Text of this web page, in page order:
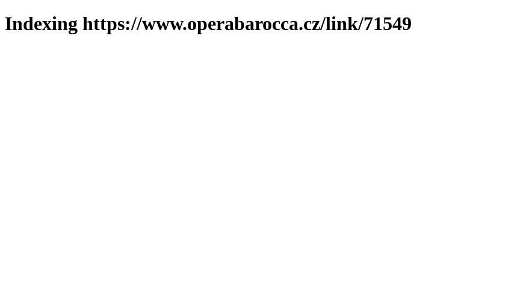
Indexing https://www.operabarocca.cz/link/71549